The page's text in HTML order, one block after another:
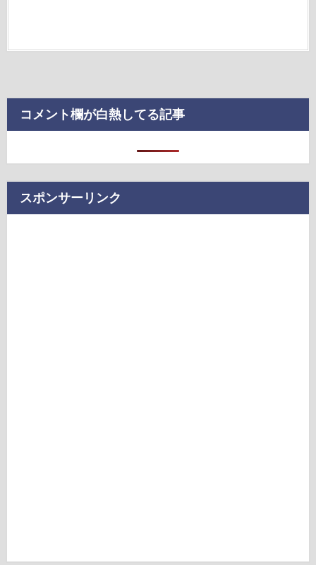
コメント欄が白熱してる記事
スポンサーリンク